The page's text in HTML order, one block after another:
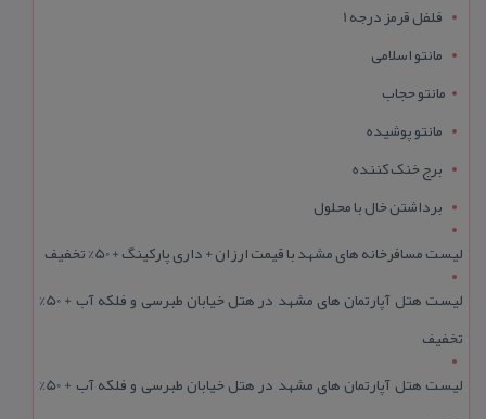
فلفل قرمز درجه 1
مانتو اسلامی
مانتو حجاب
مانتو پوشیده
برج خنک کننده
برداشتن خال با محلول
لیست مسافرخانه های مشهد با قیمت ارزان + داری پارکینگ + 50% تخفیف
لیست هتل آپارتمان های مشهد در هتل خیابان طبرسی و فلکه آب + 50%
تخفیف
لیست هتل آپارتمان های مشهد در هتل خیابان طبرسی و فلکه آب + 50%